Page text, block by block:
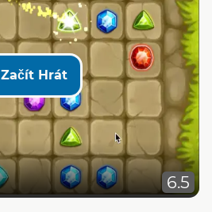
Začít Hrát
6.5